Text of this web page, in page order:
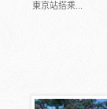
東京站搭乘...